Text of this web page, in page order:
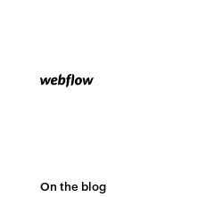
On the blog